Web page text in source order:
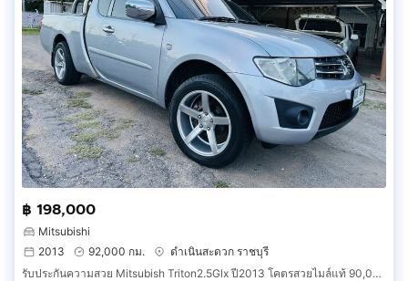
฿ 198,000
Mitsubishi
2013
92,000 กม.
ดำเนินสะดวก ราชบุรี
รับประกันความสวย Mitsubish Triton2.5Glx ปี2013 โคตรสวยไมล์แท้ 90,000 กิโล เครื่องเกียร์ช่วงล่างเยี่ยมน็อตไม่มีขยับ ภาษี 2570 ยางปี 2025 เอกสารพร้อมโอน